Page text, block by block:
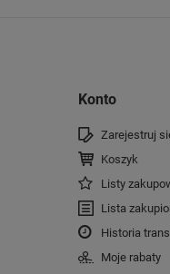
Konto
Zarejestruj
Koszyk
Listy
Lista
Historia
Moje rabaty